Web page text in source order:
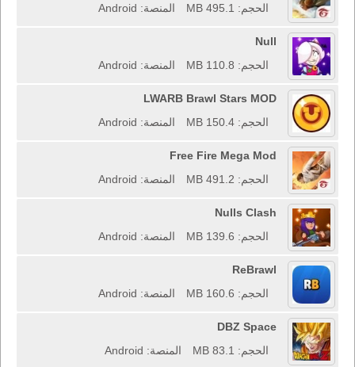
الحجم: 495.1 MB
المنصة: Android
Null
الحجم: 110.8 MB
المنصة: Android
LWARB Brawl Stars MOD
الحجم: 150.4 MB
المنصة: Android
Free Fire Mega Mod
الحجم: 491.2 MB
المنصة: Android
Nulls Clash
الحجم: 139.6 MB
المنصة: Android
ReBrawl
الحجم: 160.6 MB
المنصة: Android
DBZ Space
الحجم: 83.1 MB
المنصة: Android